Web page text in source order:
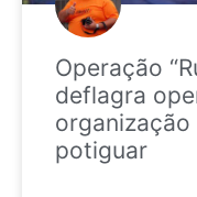
Operação
deflagra
potiguar